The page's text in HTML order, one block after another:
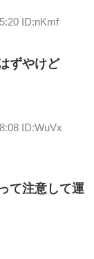
ID:nKmf
ずやけど
ID:WuVx
て注意して運